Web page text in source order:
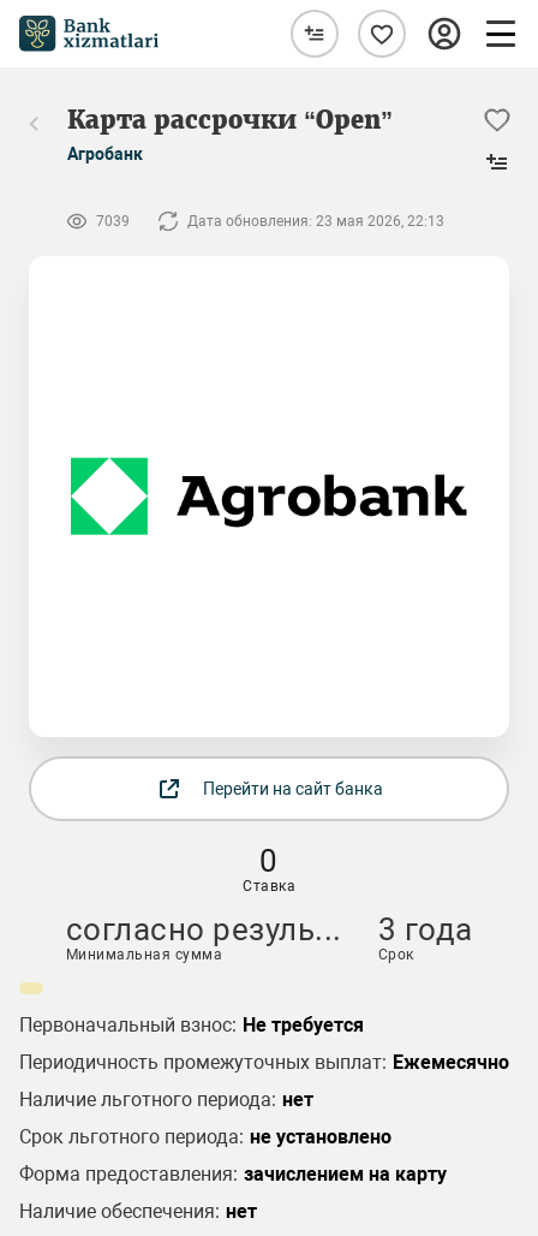
Карта рассрочки “Open”
Агробанк
7039 Дата обновления: 23 мая 2026, 22:13
Перейти на сайт банка
0
Ставка
согласно резуль...
Минимальная сумма
3 года
Срок
Первоначальный взнос: Не требуется
Периодичность промежуточных выплат: Ежемесячно
Наличие льготного периода: нет
Срок льготного периода: не установлено
Форма предоставления: зачислением на карту
Наличие обеспечения: нет